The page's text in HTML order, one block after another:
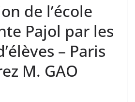
de l’école
Pajol par les
– Paris
M. GAO